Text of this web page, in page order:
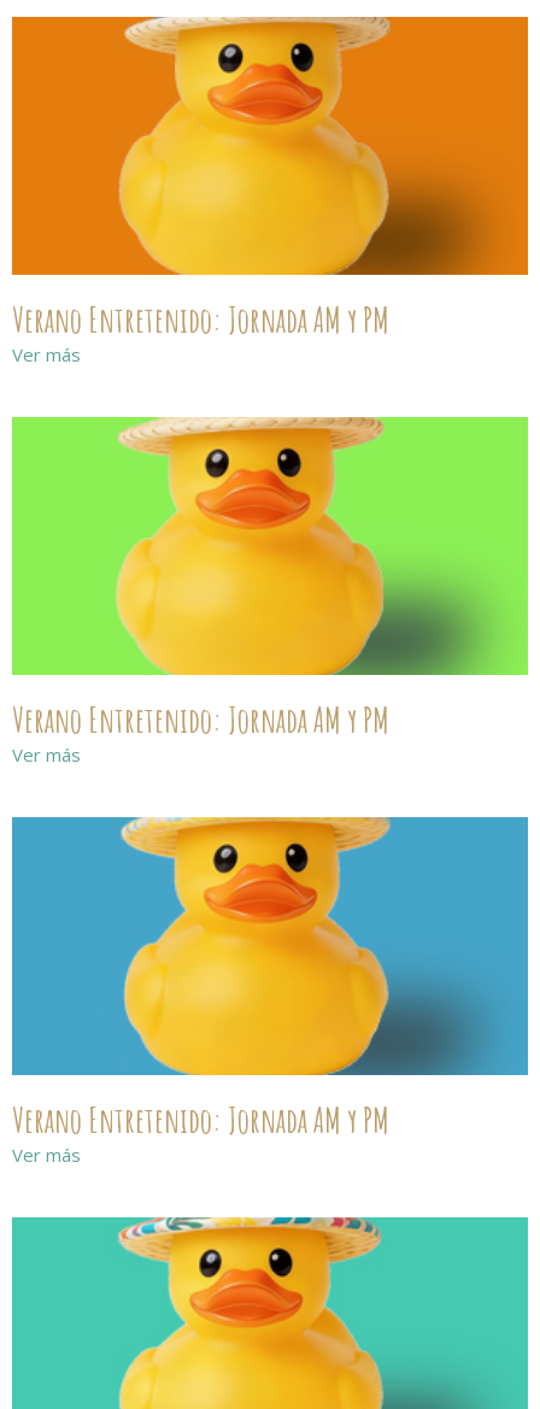
Verano Entretenido: Jornada AM y PM
Ver más
Verano Entretenido: Jornada AM y PM
Ver más
Verano Entretenido: Jornada AM y PM
Ver más